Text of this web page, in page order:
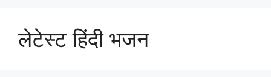
लेटेस्ट हिंदी भजन